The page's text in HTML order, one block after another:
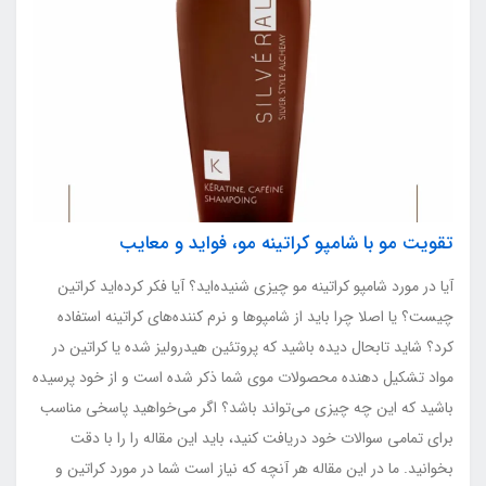
تقویت مو با شامپو کراتینه مو، فواید و معایب
آیا در مورد شامپو کراتینه مو چیزی شنیده‌اید؟ آیا فکر کرده‌اید کراتین
چیست؟ یا اصلا چرا باید از شامپوها و نرم کننده‌های کراتینه استفاده
کرد؟ شاید تابحال دیده باشید که پروتئین هیدرولیز شده یا کراتین در
مواد تشکیل دهنده محصولات موی شما ذکر شده است و از خود پرسیده
باشید که این چه چیزی می‌تواند باشد؟ اگر می‌خواهید پاسخی مناسب
برای تمامی سوالات خود دریافت کنید، باید این مقاله را را با دقت
بخوانید. ما در این مقاله هر آنچه که نیاز است شما در مورد کراتین و